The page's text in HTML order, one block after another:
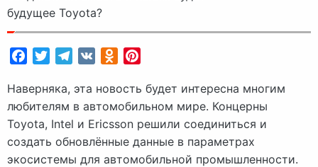
будущее Toyota?
FacebookTwitterTelegram
VK Odnoklassniki
Наверняка, эта новость будет интересна многим
любителям в автомобильном мире. Концерны
Toyota, Intel и Ericsson решили соединиться и
создать обновлённые данные в параметрах
экосистемы для автомобильной промышленности.